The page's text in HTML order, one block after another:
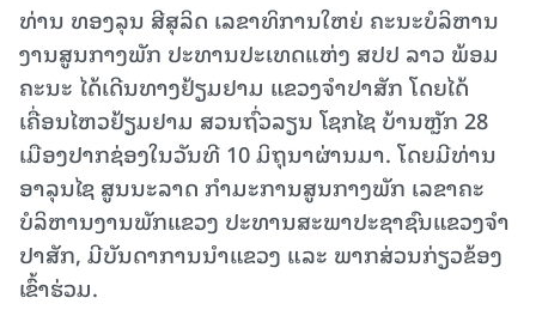
ທ່ານ ທອງລຸນ ສີສຸລິດ​ ເລຂາທິການໃຫຍ່​ ຄະ​ນະ​ບໍ​ລິ​ຫານ​
ງານ​ສູນ​ກາງ​ພັກ ປະທານ​ປະເທດ​ແຫ່ງ ສປປ ລາວ​ ພ້ອມ
ຄະນະ​ ໄດ້ເດີນທາງຢ້ຽມ​ຢາມ ແຂວງຈໍາປາສັກ​ ໂດຍໄດ້
ເຄື່ອນໄຫວ​ຢ້ຽມຢາມ​ ສວນຖົ່ວລຽນ ໂຊກໄຊ ບ້ານຫຼັກ​ 28​
ເມືອງປາກຊ່ອງໃນ​ວັນ​ທີ 10 ມິ​ຖຸ​ນາ​ຜ່ານ​ມາ.​ ໂດຍມີທ່ານ
ອາລຸນໄຊ ສູນນະລາດ ກຳມະການສູນກາງພັກ ເລຂາຄະ
ບໍລິຫານງານພັກແຂວງ ປະທານ​ສະພາ​ປະຊາຊົນ​ແຂວງຈໍາ
ປາສັກ,​ ມີ​ບັນ​ດາ​ການ​ນຳ​ແຂວງ ແລະ ພາກ​ສ່ວນ​ກ່ຽວ​ຂ້ອງ
ເຂົ້າ​ຮ່ວມ.​​